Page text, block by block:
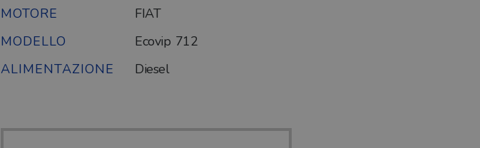
MOTORE
FIAT
MODELLO
Ecovip 712
ALIMENTAZIONE
Diesel